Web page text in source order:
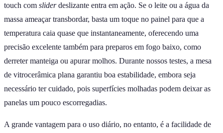
touch com sliderdeslizante entra em ação. Se o leite ou a água da
massa ameaçar transbordar, basta um toque no painel para que a
temperatura caia quase que instantaneamente, oferecendo uma
precisão excelente também para preparos em fogo baixo, como
derreter manteiga ou apurar molhos. Durante nossos testes, a mesa
de vitrocerâmica plana garantiu boa estabilidade, embora seja
necessário ter cuidado, pois superfícies molhadas podem deixar as
panelas um pouco escorregadias.
A grande vantagem para o uso diário, no entanto, é a facilidade de